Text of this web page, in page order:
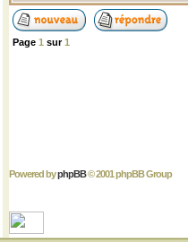
Page 1 sur1
Powered byphpBB© 2001 phpBB Group